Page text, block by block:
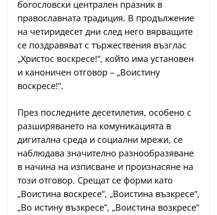
богословски централен празник в
православната традиция. В продължение
на четиридесет дни след него вярващите
се поздравяват с тържествения възглас
„Христос воскресе!“, който има установен
и каноничен отговор – „Воистину
воскресе!“.
През последните десетилетия, особено с
разширяването на комуникацията в
дигитална среда и социални мрежи, се
наблюдава значително разнообразяване
в начина на изписване и произнасяне на
този отговор. Срещат се форми като
„Воистина воскресе“, „Воистина възкресе“,
„Во истину възкресе“, „Воистина возкресе“